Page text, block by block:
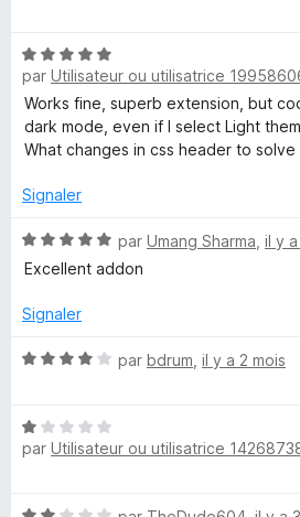
5
s
u
r
5
N
o
t
é
5
u
5
par Utilisateur ou utilisatrice
Works fine, superb extension, but
dark mode, even if I select Light
What changes in css header to solve
Signaler
N
o
é
s
5
par Umang Sharma il y
Excellent addon
Signaler
N
é
4
par bdrum il y a 2 mois
N
o
par Utilisateur ou utilisatrice